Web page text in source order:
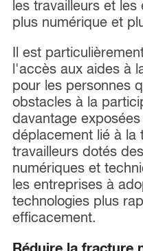
les travailleurs et
plus numérique et
Il est
l'accès aux aides à
pour les personnes
obstacles à la
davantage
déplacement lié à la
travailleurs dotés
numériques et
les entreprises à
technologies plus
efficacement.